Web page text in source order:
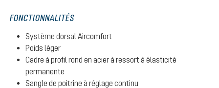
FONCTIONNALITÉS
Système dorsal Aircomfort
Poids léger
Cadre à profil rond en acier à ressort à élasticité
permanente
Sangle de poitrine à réglage continu